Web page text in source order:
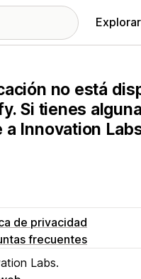
no está
Si tienes
Innovation
de privacidad
frecuentes
Labs.